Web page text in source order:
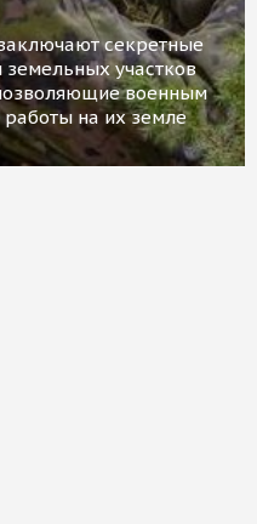
секретные
участков
военным
на их земле